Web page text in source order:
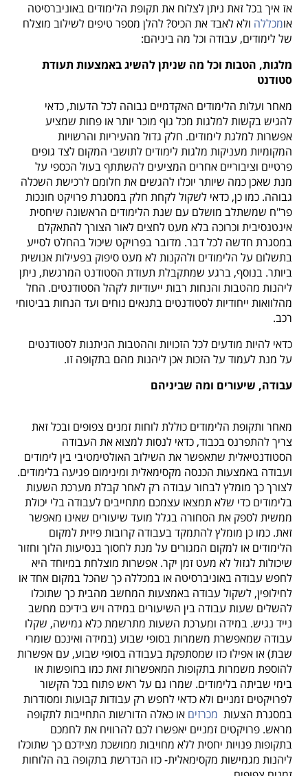
אז איך בכל זאת ניתן לצלוח את תקופת הלימודים באוניברסיטה
אומכללה ולא לאבד את הכיס? להלן מספר טיפים לשילוב מוצלח
של לימודים, עבודה וכל מה ביניהם:
מלגות, הטבות וכל מה שניתן להשיג באמצעות תעודת
סטודנט
מאחר ועלות הלימודים האקדמיים גבוהה לכל הדעות, כדאי
להגיש בקשות למלגות מכל גוף מוכר יותר או פחות שמציע
אפשרות למלגת לימודים. חלק גדול מהעיריות והרשויות
המקומיות מעניקות מלגות לימודים לתושבי המקום לצד גופים
פרטיים וציבוריים אחרים המציעים להשתתף בעול הכספי על
מנת שאכן כמה שיותר יוכלו להגשים את חלומם לרכישת השכלה
גבוהה. כמו כן, כדאי לשקול לקחת חלק במסגרת פרויקט חונכות
פר"ח שמשתלב מושלם עם שנת הלימודים הראשונה שיחסית
אינטנסיבית וכרוכה בלא מעט לחצים לאור הצורך להתאקלם
במסגרת חדשה לכל דבר. מדובר בפרויקט שיכול בהחלט לסייע
בתשלום על הלימודים ולהקנות לא מעט סיפוק בפעילות אנושית
ביותר. בנוסף, ברגע שמתקבלת תעודת הסטודנט המרגשת, ניתן
ליהנות מהטבות והנחות רבות ייעודיות לקהל הסטודנטים. החל
מהלוואות ייחודיות לסטודנטים בתנאים נוחים ועד הנחות בביטוחי
רכב.
כדאי להיות מודעים לכל הזכויות וההטבות הניתנות לסטודנטים
על מנת לעמוד על הזכות אכן ליהנות מהם בתקופה זו.
עבודה, שיעורים ומה שביניהם
מאחר ותקופת הלימודים כוללת לוחות זמנים צפופים ובכל זאת
צריך להתפרנס בכבוד, כדאי לנסות למצוא את העבודה
הסטודנטיאלית שתאפשר את השילוב האולטימטיבי בין לימודים
ועבודה באמצעות הכנסה מקסימאלית ומינימום פגיעה בלימודים.
לצורך כך מומלץ לבחור עבודה רק לאחר קבלת מערכת השעות
בלימודים כדי שלא תמצאו עצמכם מתחייבים לעבודה בלי יכולת
ממשית לספק את הסחורה בגלל מועד שיעורים שאינו מאפשר
זאת. כמו כן מומלץ להתמקד בעבודה קרובות פיזית למקום
הלימודים או למקום המגורים על מנת לחסוך בנסיעות הלוך וחזור
שיכולות לגזול לא מעט זמן יקר. אפשרות מוצלחת במיוחד היא
לחפש עבודה באוניברסיטה או במכללה כך שהכל במקום אחד או
לחילופין, לשקול עבודה באמצעות המחשב מהבית כך שתוכלו
להשלים שעות עבודה בין השיעורים במידה ויש בידיכם מחשב
נייד נגיש. במידה ומערכת השעות מתרשמת כלא גמישה, שקלו
עבודה שמאפשרת משמרות בסופי שבוע (במידה ואינכם שומרי
שבת) או אפילו כזו שמסתפקת בעבודה בסופי שבוע, עם אפשרות
להוספת משמרות בתקופות המאפשרות זאת כמו בחופשות או
בימי שביתה בלימודים. שמרו גם על ראש פתוח בכל הקשור
לפרויקטים זמניים ולא כדאי לחפש רק עבודות קבועות ומסודרות
במסגרת הצעות מכרזים או כאלה הדורשות התחייבות לתקופה
מראש. פרויקטים זמניים יאפשרו לכם להרוויח את לחמכם
בתקופות פנויות יחסית ללא מחויבות ממושכת מצידכם כך שתוכלו
ליהנות מגמישות מקסימאלית- כזו הנדרשת בתקופה בה הלוחות